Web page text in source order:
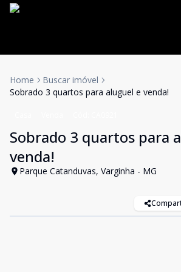
Home
Buscar imóvel
Sobrado 3 quartos para aluguel e venda!
Sobrado 3 quartos para
venda!
Parque Catanduvas, Varginha - MG